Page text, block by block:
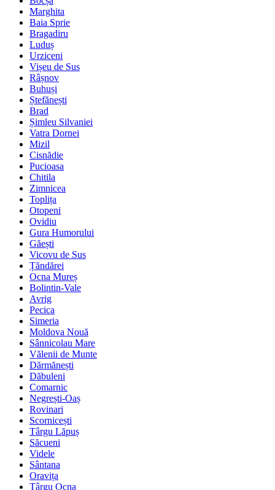
Marghita
Baia Sprie
Bragadiru
Luduș
Urziceni
Vișeu de Sus
Râșnov
Buhuși
Ștefănești
Brad
Șimleu Silvaniei
Vatra Dornei
Mizil
Cisnădie
Pucioasa
Chitila
Zimnicea
Toplița
Otopeni
Ovidiu
Gura Humorului
Găești
Vicovu de Sus
Țăndărei
Ocna Mureș
Bolintin-Vale
Avrig
Pecica
Simeria
Moldova Nouă
Sânnicolau Mare
Vălenii de Munte
Dărmănești
Dăbuleni
Comarnic
Negrești-Oaș
Rovinari
Scornicești
Târgu Lăpuș
Săcueni
Videle
Sântana
Oravița
Târgu Ocna